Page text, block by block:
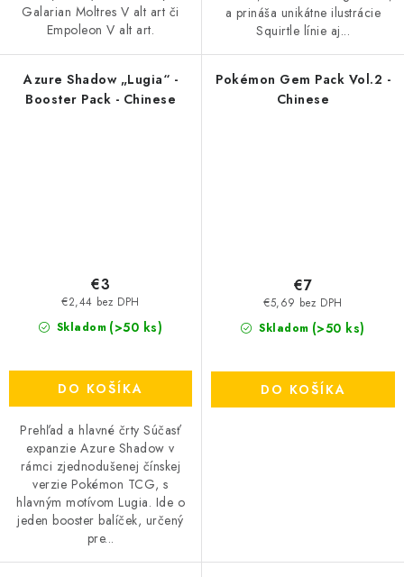
Galarian Moltres V alt art či
Empoleon V alt art.
a prináša unikátne ilustrácie
Squirtle línie aj...
Azure Shadow „Lugia“ -
Booster Pack - Chinese
Skladom (>50 ks)
€2,44 bez DPH
€3
DO KOŠÍKA
Prehľad a hlavné črty Súčasť
expanzie Azure Shadow v
rámci zjednodušenej čínskej
verzie Pokémon TCG, s
hlavným motívom Lugia. Ide o
jeden booster balíček, určený
pre...
Pokémon Gem Pack Vol.2 -
Chinese
Skladom (>50 ks)
€5,69 bez DPH
€7
DO KOŠÍKA